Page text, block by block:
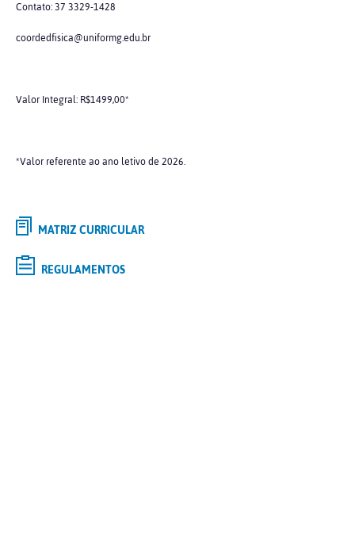
Contato: 37 3329-1428
coordedfisica@uniformg.edu.br
Valor Integral: R$1499,00*
*Valor referente ao ano letivo de 2026.
MATRIZ CURRICULAR
REGULAMENTOS